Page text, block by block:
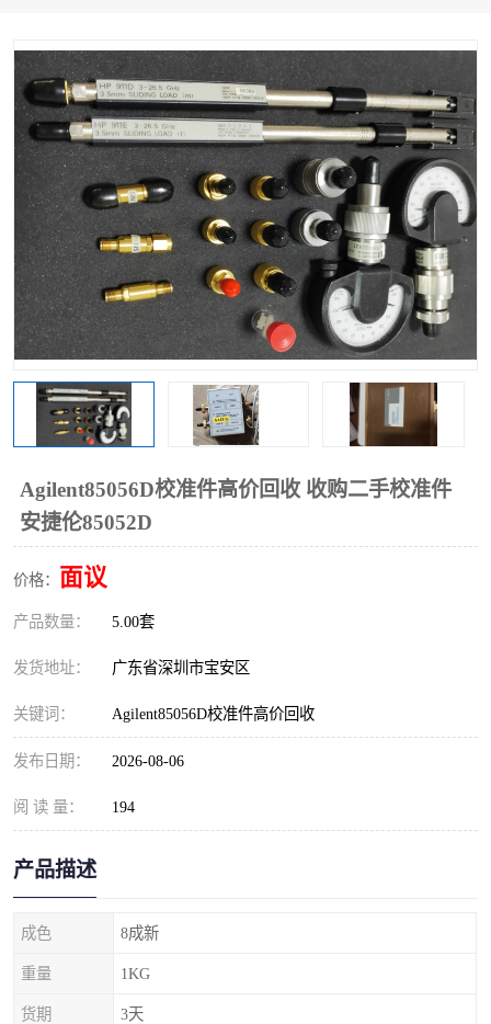
Agilent85056D校准件高价回收 收购二手校准件
安捷伦85052D
价格： 面议
产品数量： 5.00套
发货地址： 广东省深圳市宝安区
关键词： Agilent85056D校准件高价回收
发布日期： 2026-08-06
阅 读 量： 194
产品描述
成色 8成新
重量 1KG
货期 3天